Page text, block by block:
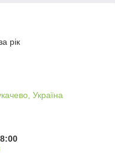
рік
Україна